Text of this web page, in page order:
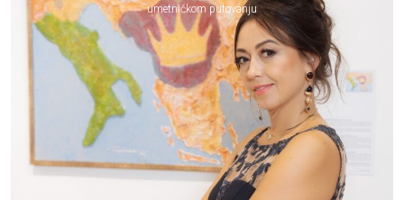
umetničkom putovanju